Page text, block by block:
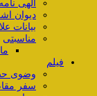
الهی
دیوان
بیانات
مناسبتی
فیلم
وضوی
سفر